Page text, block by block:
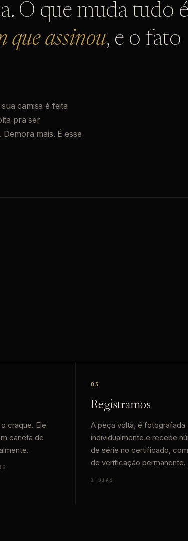
O que muda tudo
que assinou, e o fato
camisa é feita
pra ser
mais. É esse
craque. Ele
caneta de
03
Registramos
A peça volta, é fotografada
individualmente e recebe
de série no certificado,
de verificação permanente.
2 DIAS